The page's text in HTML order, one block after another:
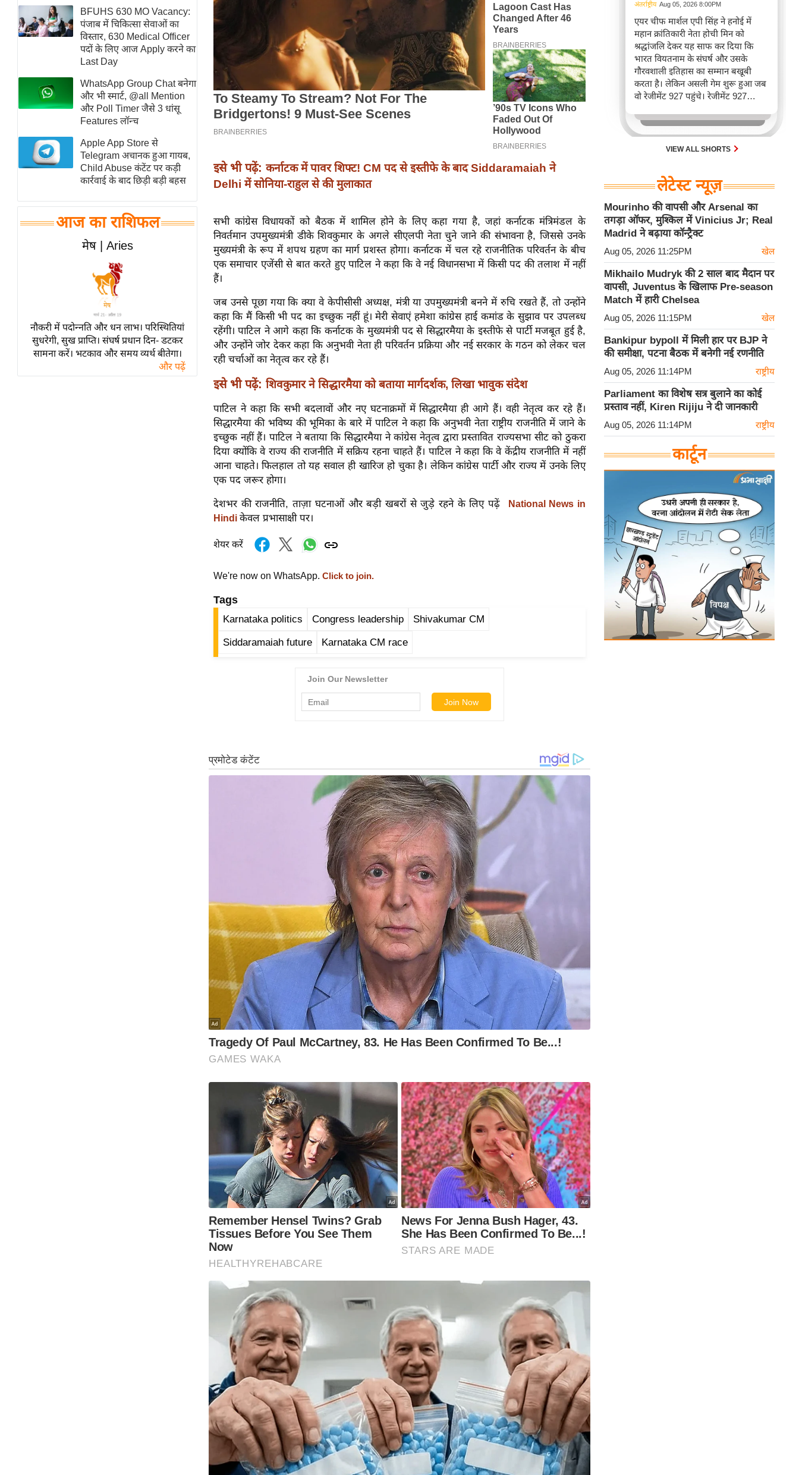
घरेलू नुस्खे
पर्यटन स्थल
फिटनेस मंत्रा
रिलेशनशिप
राजनीति
विश्लेषण
समसामयिक
मातृभूमि
स्तंभ
आई.
चाय पर
समीक्षा
धर्मस्थल
व्रत
BFUHS 630 MO Vacancy:
पंजाब में चिकित्सा सेवाओं का
विस्तार, 630 Medical Officer
पदों के लिए आज Apply करने का
Last Day
WhatsApp Group Chat बनेगा
और भी स्मार्ट, @all Mention
और Poll Timer जैसे 3 धांसू
Features लॉन्च
Apple App Store से
Telegram अचानक हुआ गायब,
Child Abuse कंटेंट पर कड़ी
कार्रवाई के बाद छिड़ी बड़ी बहस
आज का राशिफल
मेष | Aries
नौकरी में पदोन्नति और धन लाभ। परिस्थितियां
सुधरेगी, सुख प्राप्ति। संघर्ष प्रधान दिन- डटकर
सामना करें। भटकाव और समय व्यर्थ बीतेगा।
और पढ़ें
इसे भी पढ़ें: कर्नाटक में पावर शिफ्ट! CM पद से इस्तीफे के बाद Siddaramaiah ने
Delhi में सोनिया-राहुल से की मुलाकात
सभी कांग्रेस विधायकों को बैठक में शामिल होने के लिए कहा गया है, जहां कर्नाटक मंत्रिमंडल के
निवर्तमान उपमुख्यमंत्री डीके शिवकुमार के अगले सीएलपी नेता चुने जाने की संभावना है, जिससे उनके
मुख्यमंत्री के रूप में शपथ ग्रहण का मार्ग प्रशस्त होगा। कर्नाटक में चल रहे राजनीतिक परिवर्तन के बीच
एक समाचार एजेंसी से बात करते हुए पाटिल ने कहा कि वे नई विधानसभा में किसी पद की तलाश में नहीं
हैं।
जब उनसे पूछा गया कि क्या वे केपीसीसी अध्यक्ष, मंत्री या उपमुख्यमंत्री बनने में रुचि रखते हैं, तो उन्होंने
कहा कि मैं किसी भी पद का इच्छुक नहीं हूं। मेरी सेवाएं हमेशा कांग्रेस हाई कमांड के सुझाव पर उपलब्ध
रहेंगी। पाटिल ने आगे कहा कि कर्नाटक के मुख्यमंत्री पद से सिद्धारमैया के इस्तीफे से पार्टी मजबूत हुई है,
और उन्होंने जोर देकर कहा कि अनुभवी नेता ही परिवर्तन प्रक्रिया और नई सरकार के गठन को लेकर चल
रही चर्चाओं का नेतृत्व कर रहे हैं।
इसे भी पढ़ें: शिवकुमार ने सिद्धारमैया को बताया मार्गदर्शक, लिखा भावुक संदेश
पाटिल ने कहा कि सभी बदलावों और नए घटनाक्रमों में सिद्धारमैया ही आगे हैं। वही नेतृत्व कर रहे हैं।
सिद्धारमैया की भविष्य की भूमिका के बारे में पाटिल ने कहा कि अनुभवी नेता राष्ट्रीय राजनीति में जाने के
इच्छुक नहीं हैं। पाटिल ने बताया कि सिद्धारमैया ने कांग्रेस नेतृत्व द्वारा प्रस्तावित राज्यसभा सीट को ठुकरा
दिया क्योंकि वे राज्य की राजनीति में सक्रिय रहना चाहते हैं। पाटिल ने कहा कि वे केंद्रीय राजनीति में नहीं
आना चाहते। फिलहाल तो यह सवाल ही खारिज हो चुका है। लेकिन कांग्रेस पार्टी और राज्य में उनके लिए
एक पद जरूर होगा।
देशभर की राजनीति, ताज़ा घटनाओं और बड़ी खबरों से जुड़े रहने के लिए पढ़ें
National News in
Hindi केवल प्रभासाक्षी पर।
शेयर करें
We're now on WhatsApp. Click to join.
Tags
Karnataka politics Congress leadership Shivakumar CM
Siddaramaiah future Karnataka CM race
अंतर्राष्ट्रीय Aug 05, 2026 8:00PM
एयर चीफ मार्शल एपी सिंह ने हनोई में
महान क्रांतिकारी नेता होची मिन को
श्रद्धांजलि देकर यह साफ कर दिया कि
भारत वियतनाम के संघर्ष और उसके
गौरवशाली इतिहास का सम्मान बखूबी
करता है। लेकिन असली गेम शुरू हुआ जब
वो रेजीमेंट 927 पहुंचे। रेजीमेंट 927
एयर चीफ ने सीधे वियतनामी फाइटर
पायलट से बातचीत की। वियतनाम भी सुई
30 एम के भी उड़ाता है और भारत के पास
VIEW ALL SHORTS
लेटेस्ट न्यूज़
Mourinho की वापसी और Arsenal का
तगड़ा ऑफर, मुश्किल में Vinicius Jr; Real
Madrid ने बढ़ाया कॉन्ट्रैक्ट
Aug 05, 2026 11:25PM खेल
Mikhailo Mudryk की 2 साल बाद मैदान पर
वापसी, Juventus के खिलाफ Pre-season
Match में हारी Chelsea
Aug 05, 2026 11:15PM खेल
Bankipur bypoll में मिली हार पर BJP ने
की समीक्षा, पटना बैठक में बनेगी नई रणनीति
Aug 05, 2026 11:14PM राष्ट्रीय
Parliament का विशेष सत्र बुलाने का कोई
प्रस्ताव नहीं, Kiren Rijiju ने दी जानकारी
Aug 05, 2026 11:14PM राष्ट्रीय
कार्टून